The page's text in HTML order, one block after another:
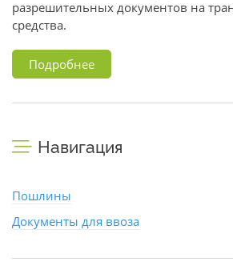
разрешительных документов на
средства.
Подробнее
Навигация
Пошлины
Документы для ввоза